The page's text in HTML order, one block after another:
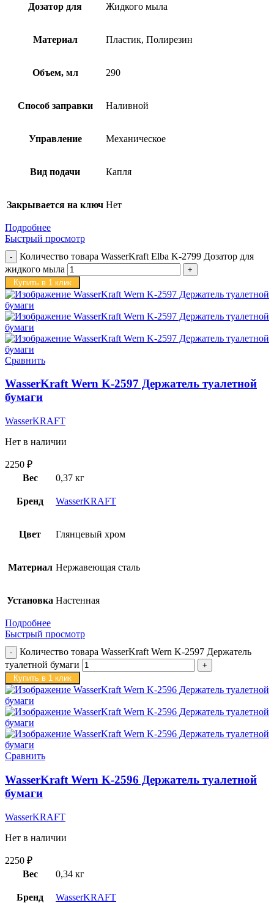
Дозатор для Жидкого мыла
Материал Пластик, Полирезин
Объем, мл 290
Способ заправки Наливной
Управление Механическое
Вид подачи Капля
Закрывается на ключ Нет
Подробнее
Быстрый просмотр
Количество товара WasserKraft Elba K-2799 Дозатор для
жидкого мыла
Купить в 1 клик
Сравнить
WasserKraft Wern K-2597 Держатель туалетной
бумаги
WasserKRAFT
Нет в наличии
2250 ₽
Вес
0,37 кг
Бренд WasserKRAFT
Цвет Глянцевый хром
Материал Нержавеющая сталь
Установка Настенная
Подробнее
Быстрый просмотр
Количество товара WasserKraft Wern K-2597 Держатель
туалетной бумаги
Купить в 1 клик
Сравнить
WasserKraft Wern K-2596 Держатель туалетной
бумаги
WasserKRAFT
Нет в наличии
2250 ₽
Вес
0,34 кг
Бренд WasserKRAFT